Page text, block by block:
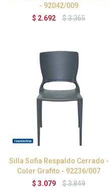
- 92042/009
$ 2.692 $3.365
Silla Sofia Respaldo Cerrado -
Color Grafito - 92236/007
$ 3.079 $3.849